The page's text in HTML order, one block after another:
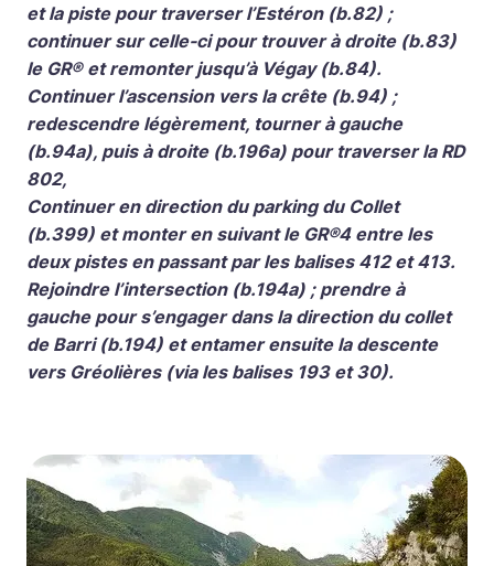
et la piste pour traverser l’Estéron (b.82) ;
continuer sur celle-ci pour trouver à droite (b.83)
le GR® et remonter jusqu’à Végay (b.84).
Continuer l’ascension vers la crête (b.94) ;
redescendre légèrement, tourner à gauche
(b.94a), puis à droite (b.196a) pour traverser la RD
802,
Continuer en direction du parking du Collet
(b.399) et monter en suivant le GR®4 entre les
deux pistes en passant par les balises 412 et 413.
Rejoindre l’intersection (b.194a) ; prendre à
gauche pour s’engager dans la direction du collet
de Barri (b.194) et entamer ensuite la descente
vers Gréolières (via les balises 193 et 30).